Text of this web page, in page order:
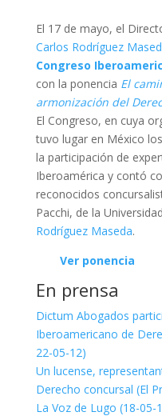
El 17 de mayo, el
Carlos Rodríguez
Congreso
con la ponencia El
armonización del
El Congreso, en cuya
tuvo lugar en México
la participación de
Iberoamérica y contó
reconocidos
Pacchi, de la
Rodríguez Maseda.
Ver ponencia
En prensa
Dictum Abogados
Iberoamericano de
22-05-12)
Un lucense,
Derecho concursal (El
La Voz de Lugo (18-05-